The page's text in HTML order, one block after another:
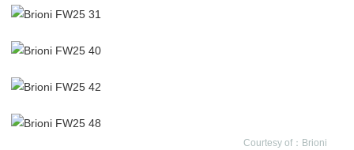
Courtesy of：Brioni